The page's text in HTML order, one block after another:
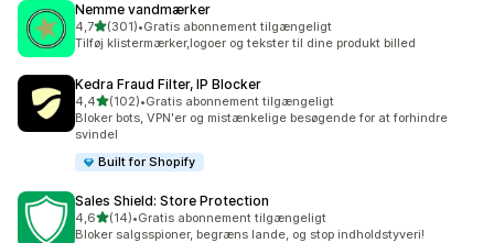
Nemme vandmærker
4,7ud af 5 stjerner
(301)
301 anmeldelser i alt
•Gratis abonnement tilgængeligt
Tilføj klistermærker,logoer og tekster til dine produkt billed
Kedra Fraud Filter, IP Blocker
4,4ud af 5 stjerner
(102)
102 anmeldelser i alt
•Gratis abonnement tilgængeligt
Bloker bots, VPN'er og mistænkelige besøgende for at forhindre
svindel
Built for Shopify
Sales Shield: Store Protection
4,6ud af 5 stjerner
(14)
14 anmeldelser i alt
•Gratis abonnement tilgængeligt
Bloker salgsspioner, begræns lande, og stop indholdstyveri!